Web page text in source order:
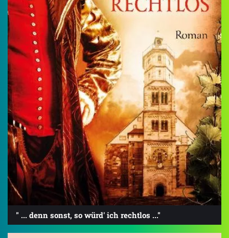
" ... denn sonst, so würd' ich rechtlos ..."